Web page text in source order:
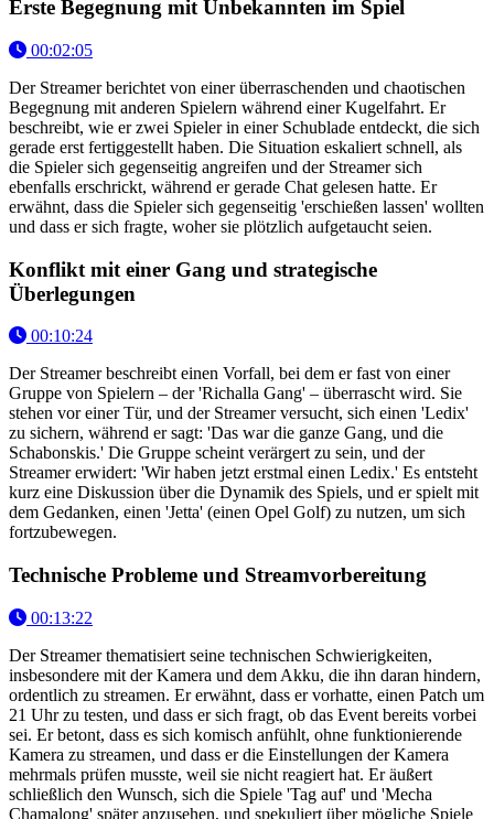
Erste Begegnung mit Unbekannten im Spiel
00:02:05
Der Streamer berichtet von einer überraschenden und chaotischen
Begegnung mit anderen Spielern während einer Kugelfahrt. Er
beschreibt, wie er zwei Spieler in einer Schublade entdeckt, die sich
gerade erst fertiggestellt haben. Die Situation eskaliert schnell, als
die Spieler sich gegenseitig angreifen und der Streamer sich
ebenfalls erschrickt, während er gerade Chat gelesen hatte. Er
erwähnt, dass die Spieler sich gegenseitig 'erschießen lassen' wollten
und dass er sich fragte, woher sie plötzlich aufgetaucht seien.
Konflikt mit einer Gang und strategische
Überlegungen
00:10:24
Der Streamer beschreibt einen Vorfall, bei dem er fast von einer
Gruppe von Spielern – der 'Richalla Gang' – überrascht wird. Sie
stehen vor einer Tür, und der Streamer versucht, sich einen 'Ledix'
zu sichern, während er sagt: 'Das war die ganze Gang, und die
Schabonskis.' Die Gruppe scheint verärgert zu sein, und der
Streamer erwidert: 'Wir haben jetzt erstmal einen Ledix.' Es entsteht
kurz eine Diskussion über die Dynamik des Spiels, und er spielt mit
dem Gedanken, einen 'Jetta' (einen Opel Golf) zu nutzen, um sich
fortzubewegen.
Technische Probleme und Streamvorbereitung
00:13:22
Der Streamer thematisiert seine technischen Schwierigkeiten,
insbesondere mit der Kamera und dem Akku, die ihn daran hindern,
ordentlich zu streamen. Er erwähnt, dass er vorhatte, einen Patch um
21 Uhr zu testen, und dass er sich fragt, ob das Event bereits vorbei
sei. Er betont, dass es sich komisch anfühlt, ohne funktionierende
Kamera zu streamen, und dass er die Einstellungen der Kamera
mehrmals prüfen musste, weil sie nicht reagiert hat. Er äußert
schließlich den Wunsch, sich die Spiele 'Tag auf' und 'Mecha
Chamalong' später anzusehen, und spekuliert über mögliche Spiele